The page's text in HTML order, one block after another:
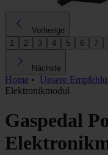
Vorherige
1
2 3 4 5 6 7
Nächste
Home • Unsere
Elektronikmodul
Gaspedal